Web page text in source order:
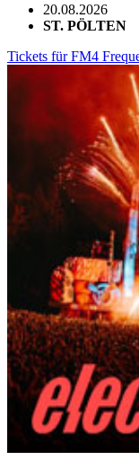
20.08.2026
ST. PÖLTEN
Tickets für FM4